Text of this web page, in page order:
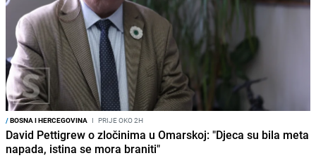
/BOSNA I HERCEGOVINA I PRIJE OKO 2H
David Pettigrew o zločinima u Omarskoj: "Djeca su bila meta
napada, istina se mora braniti"